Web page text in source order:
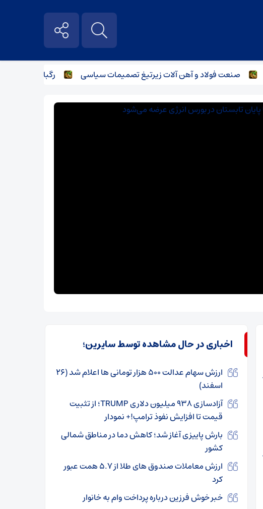
صنعت فولاد و آهن آلات زیر‌تیغ تصمیمات سیاسی رگبار پراکنده در
اخباری در حال مشاهده توسط سایرین؛
ارزش سهام عدالت ۵۰۰ هزار تومانی ها اعلام شد (۲۶
اسفند)
آزادسازی ۹۳۸ میلیون دلاری TRUMP؛ از تثبیت
قیمت تا افزایش نفوذ ترامپ!+ نمودار
بارش پاییزی آغاز شد؛ کاهش دما در مناطق شمالی
کشور
ارزش معاملات صندوق های طلا از ۵.۷ همت عبور
کرد
خبر خوش فرزین درباره پرداخت وام به خانوار